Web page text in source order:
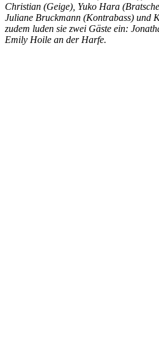
Christian (Geige), Yuko Hara
Juliane Bruckmann (Kontrabass) und
zudem luden sie zwei Gäste ein:
Emily Hoile an der Harfe.